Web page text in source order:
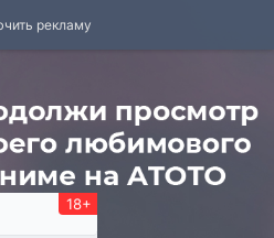
рекламу
18+